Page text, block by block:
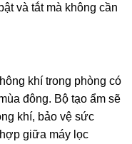
và tắt mà không cần
khí trong phòng có
đông. Bộ tạo ẩm sẽ
khí, bảo vệ sức
giữa máy lọc